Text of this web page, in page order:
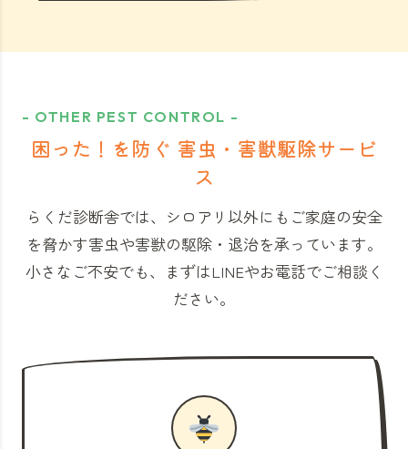
- OTHER PEST CONTROL -
困った！を防ぐ 害虫・害獣駆除サービ
ス
らくだ診断舎では、シロアリ以外にもご家庭の安全
を脅かす害虫や害獣の駆除・退治を承っています。
小さなご不安でも、まずはLINEやお電話でご相談く
ださい。